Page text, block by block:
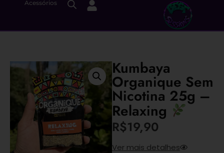
Acessórios
Kumbaya
Organique Sem
Nicotina 25g –
Relaxing
R$19,90
Ver mais detalhes